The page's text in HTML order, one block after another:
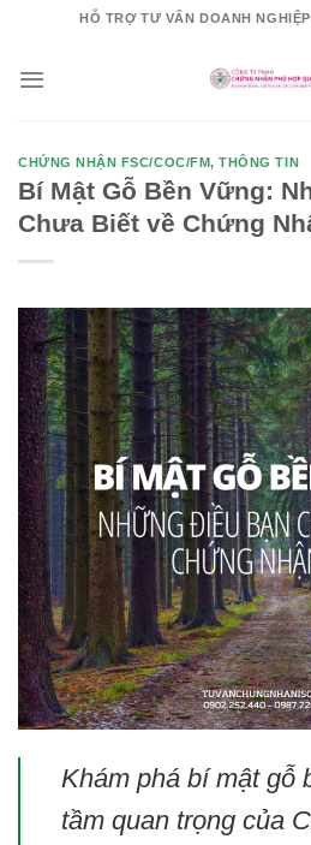
content
HỖ TRỢ TƯ VẤN DOANH
CHỨNG NHẬN FSC/COC/FM,THÔNG TIN
Bí Mật Gỗ Bền Vững:
Chưa Biết về Chứng
Khám phá bí mật gỗ
tầm quan trọng của